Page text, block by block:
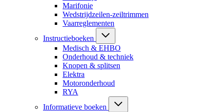
Marifonie
Wedstrijdzeilen-zeiltrimmen
Vaarreglementen
Instructieboeken
Medisch & EHBO
Onderhoud & techniek
Knopen & splitsen
Elektra
Motoronderhoud
RYA
Informatieve boeken